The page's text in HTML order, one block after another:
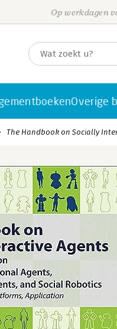
Op werkdagen
Overige
The Handbook on Socially